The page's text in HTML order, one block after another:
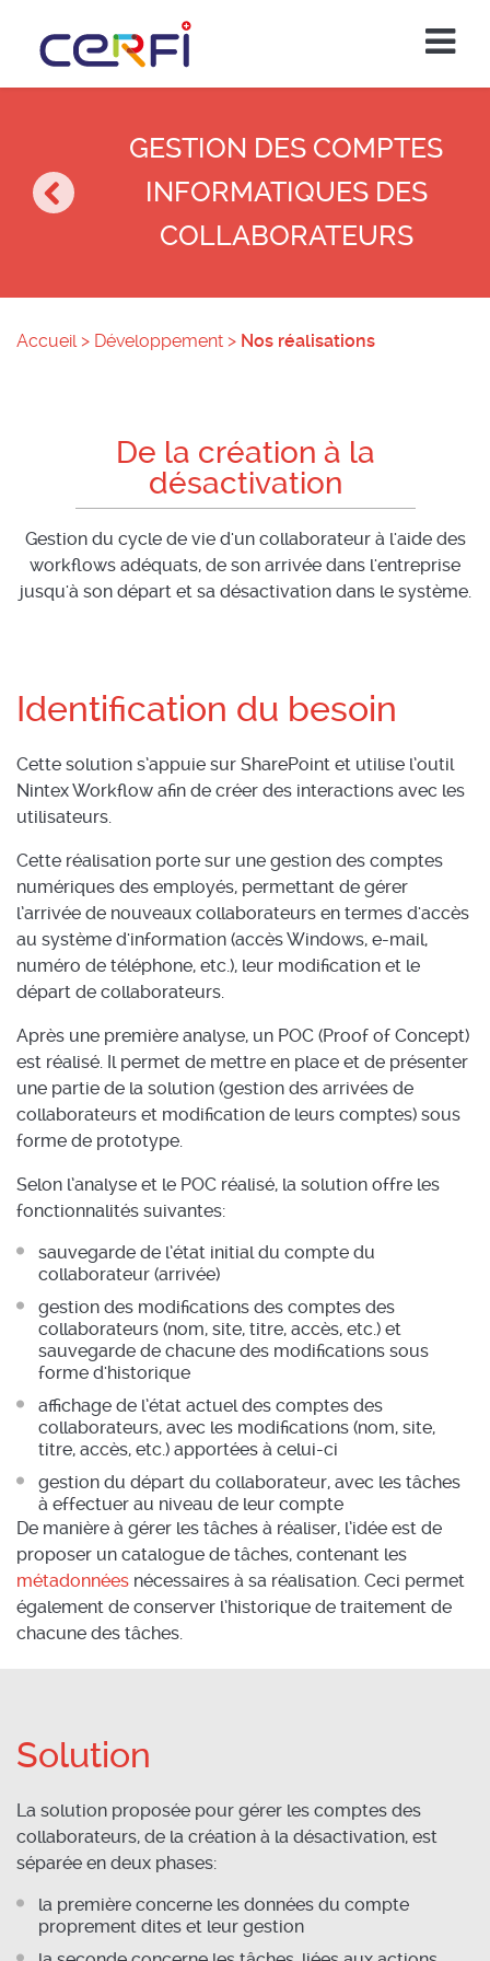
GESTION DES COMPTES
INFORMATIQUES DES
COLLABORATEURS
Accueil> Développement > Nos réalisations
De la création à la
désactivation
Gestion du cycle de vie d'un collaborateur à l'aide des
workflows adéquats, de son arrivée dans l'entreprise
jusqu'à son départ et sa désactivation dans le système.
Identification du besoin
Cette solution s’appuie sur SharePoint et utilise l’outil
Nintex Workflow afin de créer des interactions avec les
utilisateurs.
Cette réalisation porte sur une gestion des comptes
numériques des employés, permettant de gérer
l’arrivée de nouveaux collaborateurs en termes d'accès
au système d'information (accès Windows, e-mail,
numéro de téléphone, etc.), leur modification et le
départ de collaborateurs.
Après une première analyse, un POC (Proof of Concept)
est réalisé. Il permet de mettre en place et de présenter
une partie de la solution (gestion des arrivées de
collaborateurs et modification de leurs comptes) sous
forme de prototype.
Selon l’analyse et le POC réalisé, la solution offre les
fonctionnalités suivantes:
sauvegarde de l’état initial du compte du
collaborateur (arrivée)
gestion des modifications des comptes des
collaborateurs (nom, site, titre, accès, etc.) et
sauvegarde de chacune des modifications sous
forme d'historique
affichage de l’état actuel des comptes des
collaborateurs, avec les modifications (nom, site,
titre, accès, etc.) apportées à celui-ci
gestion du départ du collaborateur, avec les tâches
à effectuer au niveau de leur compte
De manière à gérer les tâches à réaliser, l’idée est de
proposer un catalogue de tâches, contenant les
métadonnées nécessaires à sa réalisation. Ceci permet
également de conserver l’historique de traitement de
chacune des tâches.
Solution
La solution proposée pour gérer les comptes des
collaborateurs, de la création à la désactivation, est
séparée en deux phases:
la première concerne les données du compte
proprement dites et leur gestion